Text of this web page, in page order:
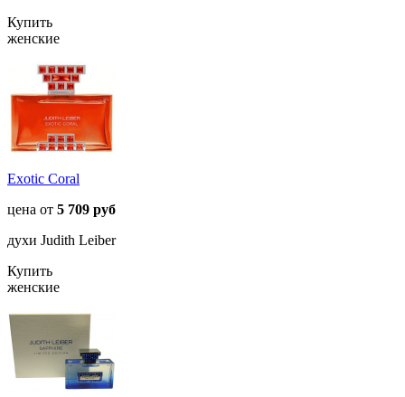
Купить
женские
Exotic Coral
цена от 5 709 руб
духи Judith Leiber
Купить
женские